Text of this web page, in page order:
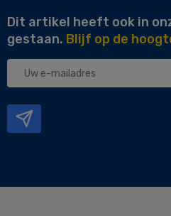
Dit artikel heeft ook in
gestaan. Blijf op de
Uw